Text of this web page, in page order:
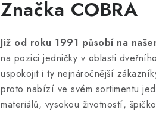
Značka COBRA
Již od roku 1991 působí na
na pozici jedničky v oblasti
uspokojit i ty nejnáročnější
proto nabízí ve svém sortimentu
materiálů, vysokou životností,